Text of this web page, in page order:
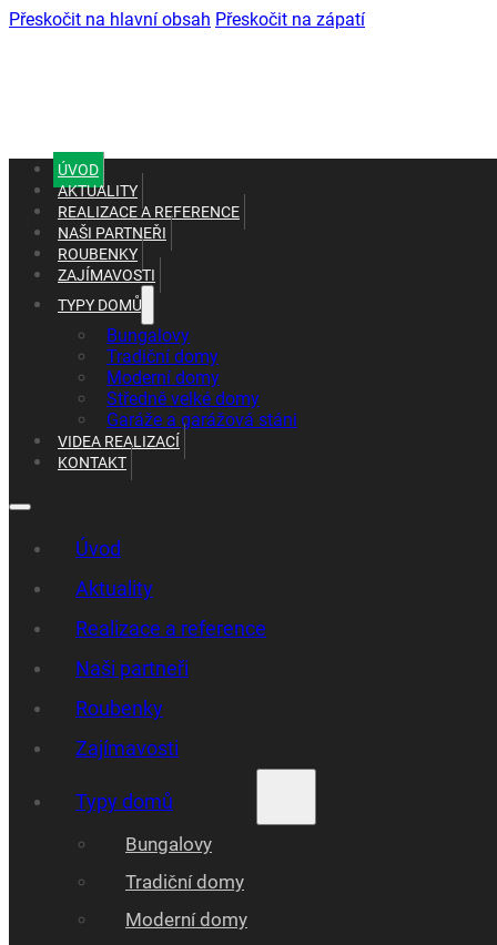
Přeskočit na hlavní obsah Přeskočit na zápatí
+420 602 661 287
+420 465 637 010
ÚVOD
AKTUALITY
REALIZACE A REFERENCE
NAŠI PARTNEŘI
ROUBENKY
ZAJÍMAVOSTI
TYPY DOMŮ
Bungalovy
Tradiční domy
Moderní domy
Středně velké domy
Garáže a garážová stáni
VIDEA REALIZACÍ
KONTAKT
Úvod
Aktuality
Realizace a reference
Naši partneři
Roubenky
Zajímavosti
Typy domů
Bungalovy
Tradiční domy
Moderní domy